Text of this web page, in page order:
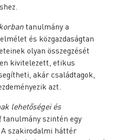
tanulmány a
és közgazdaságtan
olyan összegzését
kivitelezett, etikus
akár családtagok,
azt.
lehetőségei és
tanulmány szintén egy
szakirodalmi háttér